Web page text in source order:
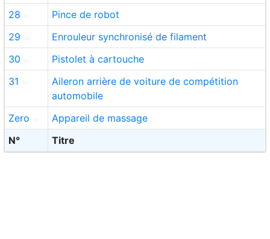
N° Titre
28
Pince de robot
29
Enrouleur synchronisé de filament
30
Pistolet à cartouche
31
Aileron arrière de voiture de compétition
automobile
Zero
Appareil de massage